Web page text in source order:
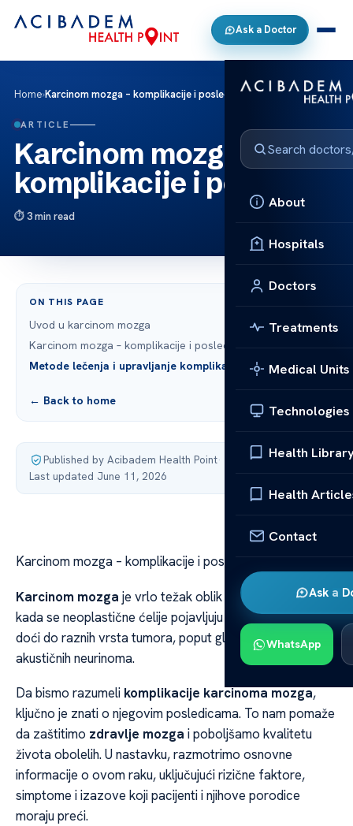
Ask a Doctor
About
Hospitals
Doctors
Treatments
Medical Units
Technologies
Health
Health
Contact
Ask a
WhatsApp
Home›Karcinom mozga – komplikacije i posledice
ARTICLE
Karcinom mozga –
komplikacije i posledice
3 min read
ON THIS PAGE
Uvod u karcinom mozga
Karcinom mozga – komplikacije i posledice
Metode lečenja i upravljanje komplikacijama
← Back to home
Published by Acibadem Health Point·
Last updated June 11, 2026
Karcinom mozga – komplikacije i posledice
Karcinom mozga je vrlo težak oblik raka. On nastaje
kada se neoplastične ćelije pojavljuju u mozgu. Može
doći do raznih vrsta tumora, poput glioma, meningioma i
akustičnih neurinoma.
Da bismo razumeli komplikacije karcinoma mozga,
ključno je znati o njegovim posledicama. To nam pomaže
da zaštitimo zdravlje mozga i poboljšamo kvalitetu
života obolelih. U nastavku, razmotrimo osnovne
informacije o ovom raku, uključujući rizične faktore,
simptome i izazove koji pacijenti i njihove porodice
moraju preći.